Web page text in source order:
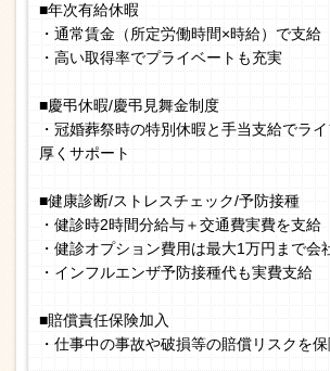
■年次有給休暇
・通常賃金（所定労働時間×時給）で支給
・高い取得率でプライベートも充実
■慶弔休暇/慶弔見舞金制度
・冠婚葬祭時の特別休暇と手当支給でラ
厚くサポート
■健康診断/ストレスチェック/予防接種
・健診時2時間分給与＋交通費実費を支給
・健診オプション費用は最大1万円まで会
・インフルエンザ予防接種代も実費支給
■賠償責任保険加入
・仕事中の事故や破損等の賠償リスクを